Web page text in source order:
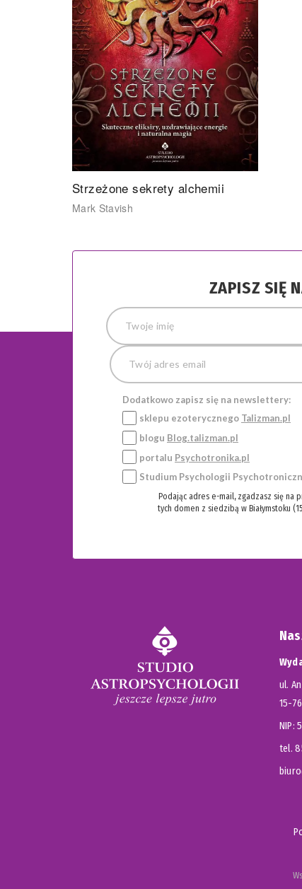
Strzeżone sekrety alchemii
Mark Stavish
ZAPISZ SIĘ
Dodatkowo zapisz się na newslettery:
sklepu ezoterycznego Talizman.pl
blogu Blog.talizman.pl
portalu Psychotronika.pl
Studium Psychologii
Podając adres e-mail, zgadzasz się na
tych domen z siedzibą w Białymstoku
ul.
15-
NIP:
tel.